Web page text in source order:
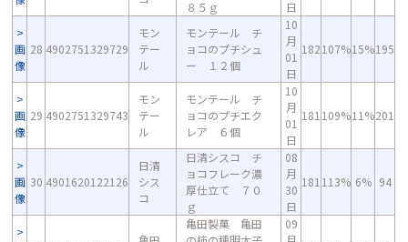
８５ｇ 日
画
像
28 4902751329729
モン
テー
ル
モンテール チ
ョコのプチシュ
ー １２個
10
月
01
日
182107%15%195
画
像
29 4902751329743
モン
テー
ル
モンテール チ
ョコのプチエク
レア ６個
10
月
01
日
181 109%11%201
画
像
30 4901620122126
日清
シス
コ
日清シスコ チ
ョコフレーク濃
厚仕立て ７０
ｇ
08
月
30
日
181 113% 6% 94
亀田製菓 亀田
09